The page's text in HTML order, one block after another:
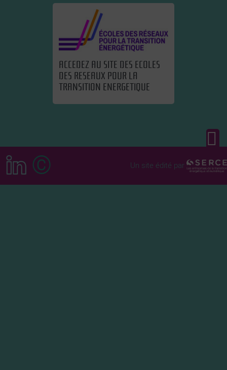
ACCEDEZ AU SITE DES ECOLES
DES RESEAUX POUR LA
TRANSITION ENERGETIQUE
© Un site édité par